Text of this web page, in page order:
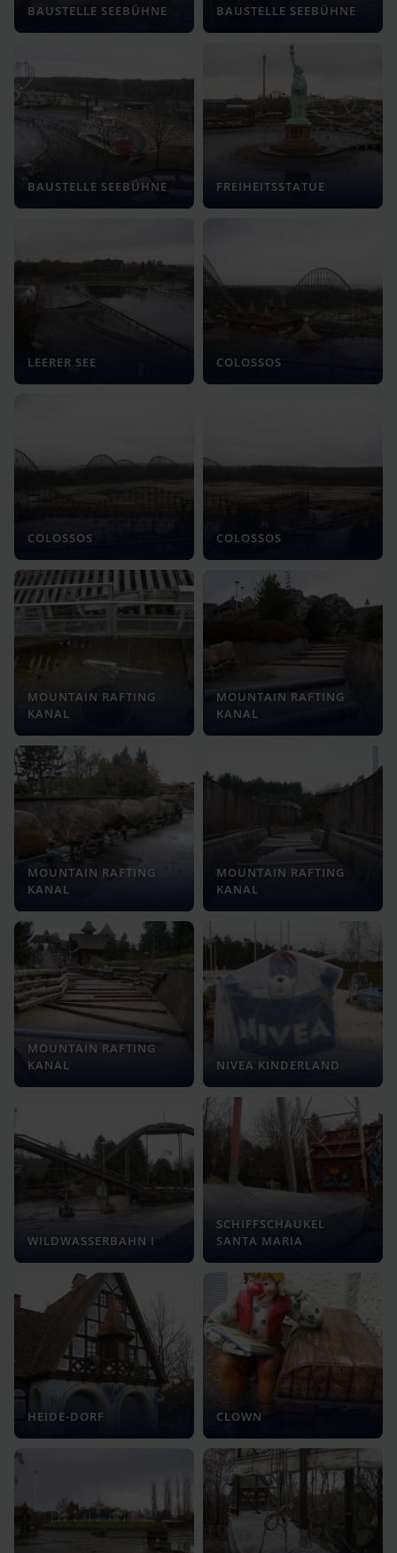
BAUSTELLE SEEBÜHNE BAUSTELLE SEEBÜHNE
BAUSTELLE SEEBÜHNE FREIHEITSSTATUE
LEERER SEE COLOSSOS
COLOSSOS COLOSSOS
MOUNTAIN RAFTING
KANAL
MOUNTAIN RAFTING
KANAL
MOUNTAIN RAFTING
KANAL
MOUNTAIN RAFTING
KANAL
MOUNTAIN RAFTING
KANAL
NIVEA KINDERLAND
WILDWASSERBAHN I
SCHIFFSCHAUKEL
SANTA MARIA
HEIDE-DORF CLOWN